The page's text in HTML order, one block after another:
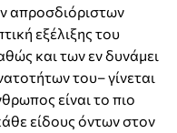
απροσδιόριστων
εξέλιξης του
και των εν δυνάμει
του– γίνεται
είναι το πιο
είδους όντων στον